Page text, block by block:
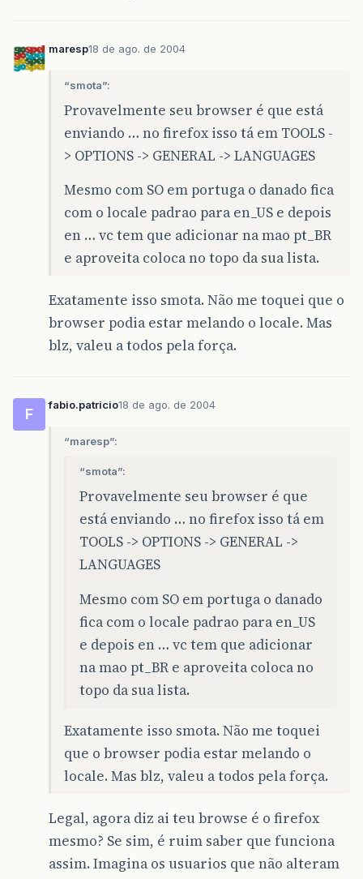
maresp18 de ago. de 2004
“smota”:
Provavelmente seu browser é que está
enviando … no firefox isso tá em TOOLS -
> OPTIONS -> GENERAL -> LANGUAGES
Mesmo com SO em portuga o danado fica
com o locale padrao para en_US e depois
en … vc tem que adicionar na mao pt_BR
e aproveita coloca no topo da sua lista.
Exatamente isso smota. Não me toquei que o
browser podia estar melando o locale. Mas
blz, valeu a todos pela força.
F
fabio.patricio18 de ago. de 2004
“maresp”:
“smota”:
Provavelmente seu browser é que
está enviando … no firefox isso tá em
TOOLS -> OPTIONS -> GENERAL ->
LANGUAGES
Mesmo com SO em portuga o danado
fica com o locale padrao para en_US
e depois en … vc tem que adicionar
na mao pt_BR e aproveita coloca no
topo da sua lista.
Exatamente isso smota. Não me toquei
que o browser podia estar melando o
locale. Mas blz, valeu a todos pela força.
Legal, agora diz ai teu browse é o firefox
mesmo? Se sim, é ruim saber que funciona
assim. Imagina os usuarios que não alteram